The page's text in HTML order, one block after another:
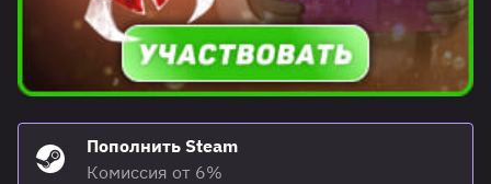
Пополнить Steam
Комиссия от 6%